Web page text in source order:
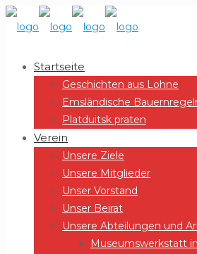
Startseite
Geschichten aus Lohne
Emsländische
Platduitsk praten
Verein
Unsere Ziele
Unsere Mitglieder
Unser Vorstand
Unser Beirat
Unsere Abteilungen und
Museumswerkstatt